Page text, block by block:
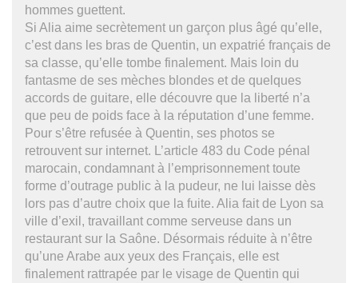
hommes guettent.
Si Alia aime secrètement un garçon plus âgé qu’elle,
c’est dans les bras de Quentin, un expatrié français de
sa classe, qu’elle tombe finalement. Mais loin du
fantasme de ses mèches blondes et de quelques
accords de guitare, elle découvre que la liberté n’a
que peu de poids face à la réputation d’une femme.
Pour s’être refusée à Quentin, ses photos se
retrouvent sur internet. L’article 483 du Code pénal
marocain, condamnant à l’emprisonnement toute
forme d’outrage public à la pudeur, ne lui laisse dès
lors pas d’autre choix que la fuite. Alia fait de Lyon sa
ville d’exil, travaillant comme serveuse dans un
restaurant sur la Saône. Désormais réduite à n’être
qu’une Arabe aux yeux des Français, elle est
finalement rattrapée par le visage de Quentin qui